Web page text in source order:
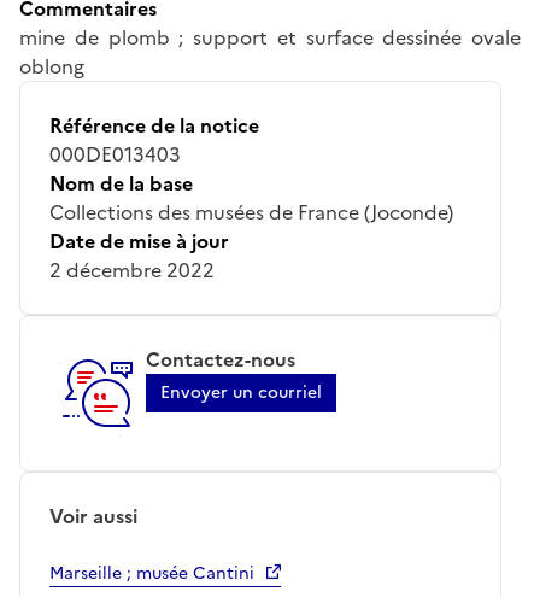
Commentaires
mine de plomb ; support et surface dessinée ovale
oblong
Référence de la notice
000DE013403
Nom de la base
Collections des musées de France (Joconde)
Date de mise à jour
2 décembre 2022
Contactez-nous
Envoyer un courriel
Voir aussi
Marseille ; musée Cantini